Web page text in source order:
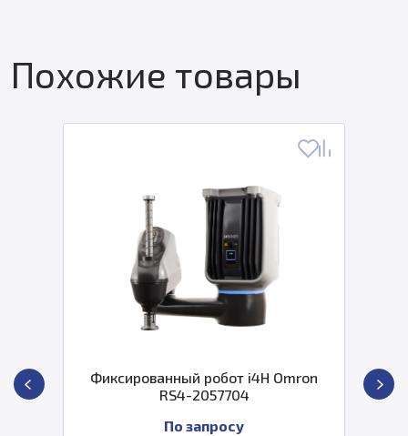
Похожие товары
Фиксированный робот i4H Omron
RS4-2057704
По запросу